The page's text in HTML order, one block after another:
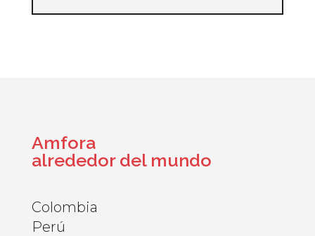
Amfora
alrededor del mundo
Colombia
Perú